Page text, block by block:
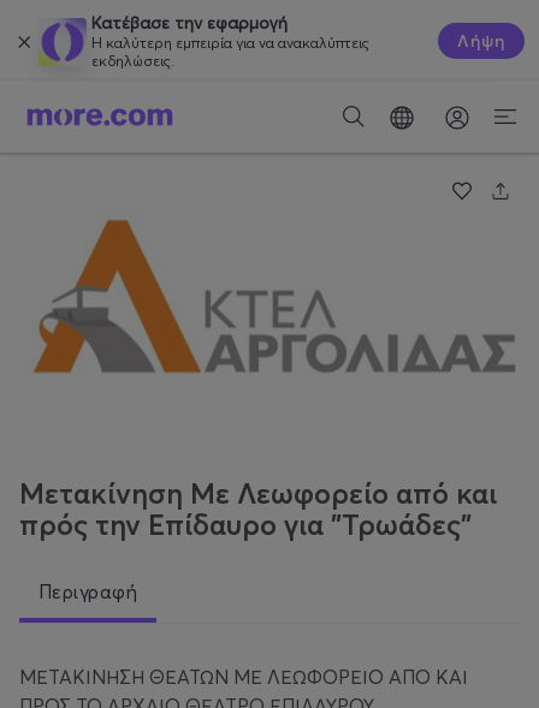
Κατέβασε την εφαρμογή
Η καλύτερη εμπειρία για να ανακαλύπτεις
εκδηλώσεις.
Λήψη
Μετακίνηση Με Λεωφορείο από και
πρός την Επίδαυρο για "Τρωάδες"
Περιγραφή
ΜΕΤΑΚΙΝΗΣΗ ΘΕΑΤΩΝ ΜΕ ΛΕΩΦΟΡΕΙΟ ΑΠΟ ΚΑΙ